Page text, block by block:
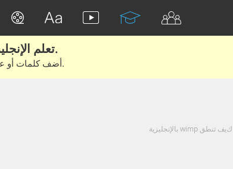
تعلم الإنجليزية الحقيقية من الأفلام والكتب.
أضف كلمات أو عبارات للتعلم والتدريب مع متعلمين آخرين.
كيف تنطق wimp بالإنجليزية